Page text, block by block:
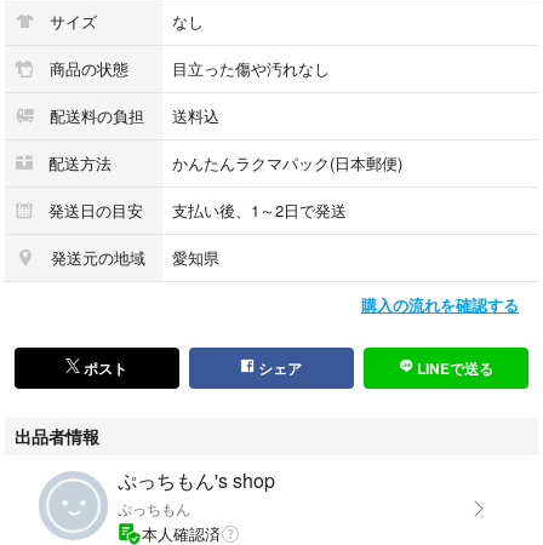
サイズ なし
商品の状態 目立った傷や汚れなし
配送料の負担 送料込
配送方法 かんたんラクマパック(日本郵便)
発送日の目安 支払い後、1～2日で発送
発送元の地域 愛知県
購入の流れを確認する
ポスト シェア LINEで送る
出品者情報
ぷっちもん's shop
ぷっちもん
本人確認済